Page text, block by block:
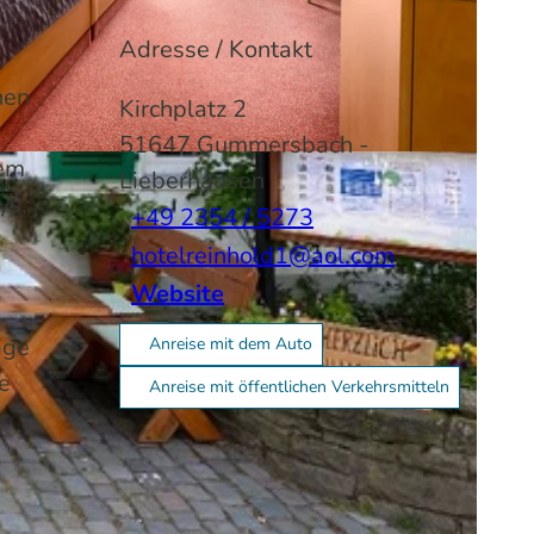
Adresse / Kontakt
Kirchplatz 2
51647Gummersbach-
Lieberhausen
+49 2354 / 5273
hotelreinhold1@aol.com
Website
Anreise mit dem Auto
Anreise mit öffentlichen Verkehrsmitteln